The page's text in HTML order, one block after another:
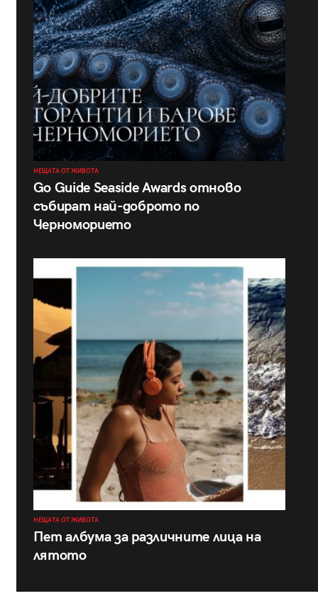
НЕЩАТА ОТ ЖИВОТА
Go Guide Seaside Awards отново
събират най-доброто по
Черноморието
НЕЩАТА ОТ ЖИВОТА
Пет албума за различните лица на
лятото